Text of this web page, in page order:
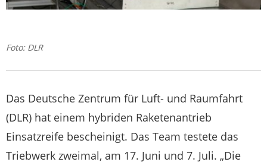
Foto: DLR
Das Deutsche Zentrum für Luft- und Raumfahrt
(DLR) hat einem hybriden Raketenantrieb
Einsatzreife bescheinigt. Das Team testete das
Triebwerk zweimal, am 17. Juni und 7. Juli. „Die